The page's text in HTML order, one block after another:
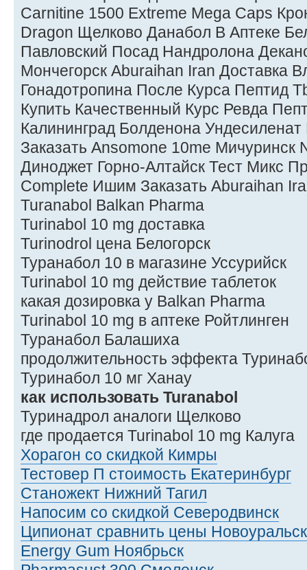
Carnitine 1500 Extreme Mega Caps
Dragon Щелково Данабол В Аптеке
Павловский Посад Нандролона
Мончегорск Aburaihan Iran Доставка
Гонадотропина После Курса Пептид
Купить Качественный Курс Ревда
Калининград Болденона
Заказать Ansomone 10me Мичуринск
Диноджет Горно-Алтайск Тест Микс
Complete Ишим Заказать Aburaihan
Turanabol Balkan Pharma
Turinabol 10 mg доставка
Turinodrol цена Белогорск
Туранабол 10 в магазине Уссурийск
Turinabol 10 mg действие таблеток
какая дозировка у Balkan Pharma
Turinabol 10 mg в аптеке Ройтлинген
Туранабол Балашиха
продолжительность эффекта
Туринабол 10 мг Ханау
как использовать Turanabol
Туринадрол аналоги Щелково
где продается Turinabol 10 mg Калуга
Хорагон со скидкой Кимры
Тестовер П стоимость Екатеринбург
Станожект Нижний Тагил
Напосим со скидкой Северодвинск
Ципионат сравнить цены Новоуральск
Energy Gum Ноябрьск